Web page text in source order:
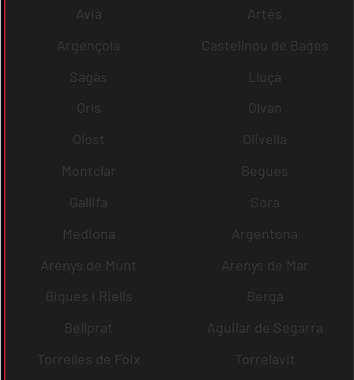
Avià
Artés
Argençola
Castellnou de Bages
Sagàs
Lluçà
Orís
Olvan
Olost
Olivella
Montclar
Begues
Gallifa
Sora
Mediona
Argentona
Arenys de Munt
Arenys de Mar
Bigues i Riells
Berga
Bellprat
Aguilar de Segarra
Torrelles de Foix
Torrelavit